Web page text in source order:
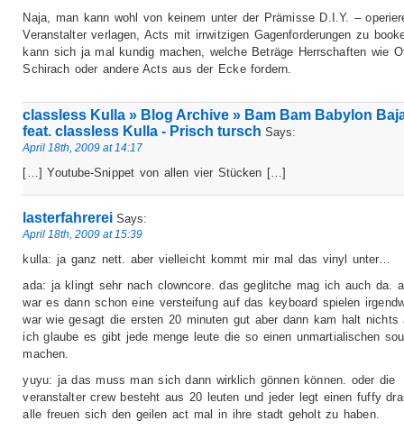
Naja, man kann wohl von keinem unter der Prämisse D.I.Y. –
Veranstalter verlagen, Acts mit irrwitzigen Gagenforderungen zu
kann sich ja mal kundig machen, welche Beträge Herrschaften wie
Schirach oder andere Acts aus der Ecke fordern.
classless Kulla » Blog Archive » Bam Bam Babylon
feat. classless Kulla - Prisch tursch Says:
April 18th, 2009 at 14:17
[…] Youtube-Snippet von allen vier Stücken […]
lasterfahrerei Says:
April 18th, 2009 at 15:39
kulla: ja ganz nett. aber vielleicht kommt mir mal das vinyl unter…
ada: ja klingt sehr nach clowncore. das geglitche mag ich auch da.
war es dann schon eine versteifung auf das keyboard spielen
war wie gesagt die ersten 20 minuten gut aber dann kam halt nichts
ich glaube es gibt jede menge leute die so einen unmartialischen
machen.
yuyu: ja das muss man sich dann wirklich gönnen können. oder die
veranstalter crew besteht aus 20 leuten und jeder legt einen fuffy
alle freuen sich den geilen act mal in ihre stadt geholt zu haben.